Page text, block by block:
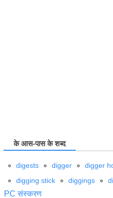
के आस-पास के शब्द
digests digger digger
digging stick
diggings
PC संस्करण